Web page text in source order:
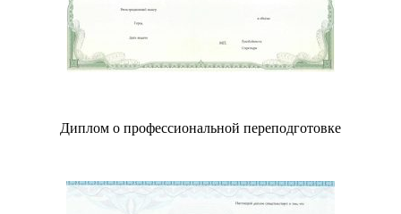
Диплом о профессиональной переподготовке